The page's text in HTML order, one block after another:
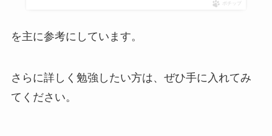
ポチップ
を主に参考にしています。
さらに詳しく勉強したい方は、ぜひ手に入れてみ
てください。